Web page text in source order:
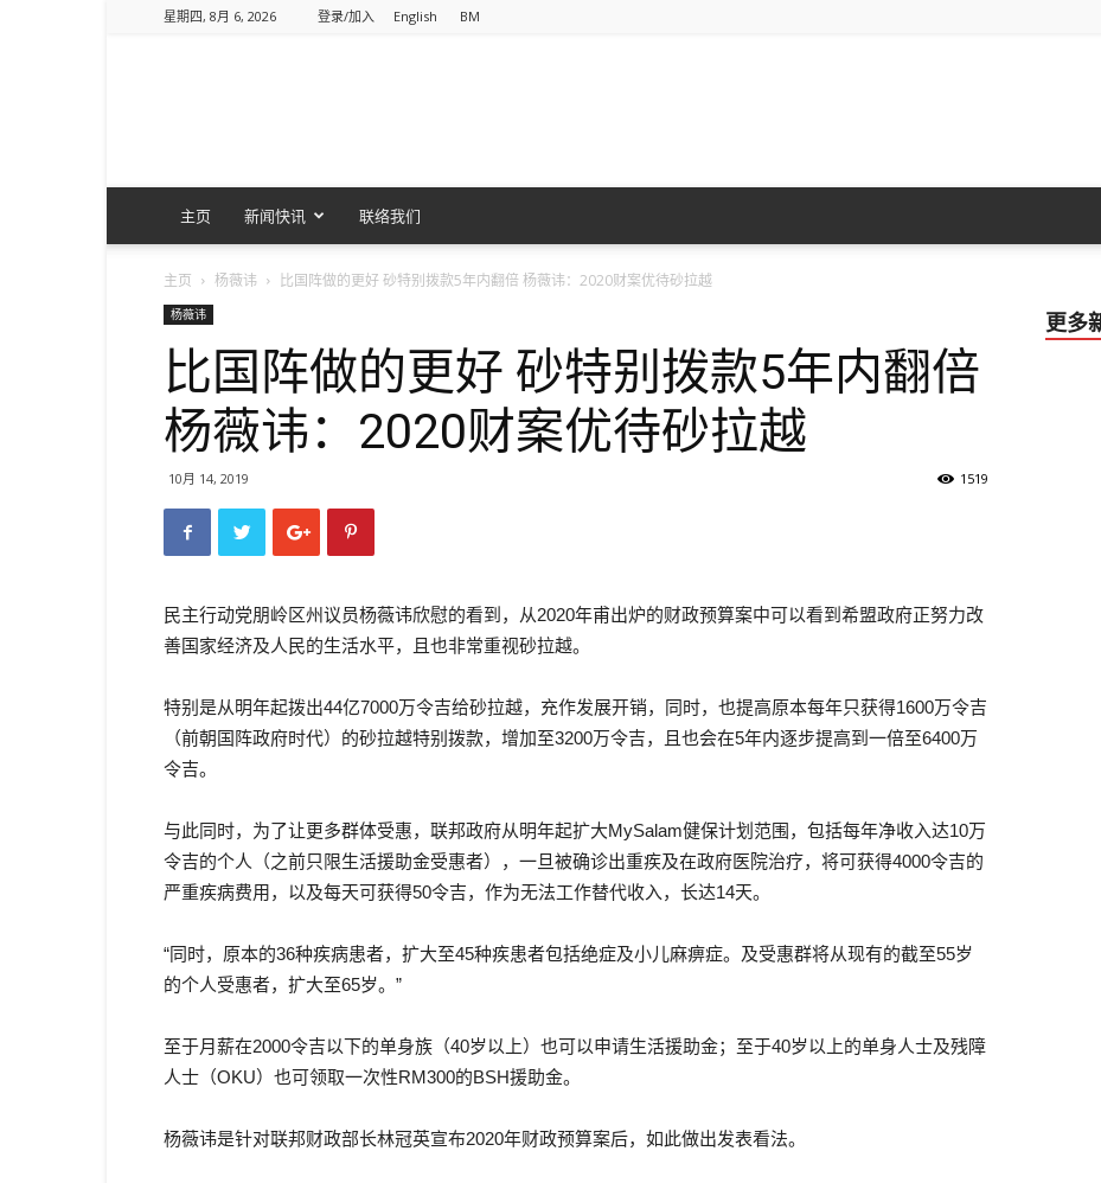
星期四, 8月 6, 2026 登录/加入 English BM
砂
行
主页 新闻快讯 联络我们
主页 杨薇讳 比国阵做的更好 砂特别拨款5年内翻倍 杨薇讳：2020财案优待砂拉越
杨薇讳
比国阵做的更好 砂特别拨款5年内翻倍
杨薇讳：2020财案优待砂拉越
10月 14, 2019 1519
民主行动党朋岭区州议员杨薇讳欣慰的看到，从2020年甫出炉的财政预算案中可以看到希盟政府正努力改
善国家经济及人民的生活水平，且也非常重视砂拉越。
特别是从明年起拨出44亿7000万令吉给砂拉越，充作发展开销，同时，也提高原本每年只获得1600万令吉
（前朝国阵政府时代）的砂拉越特别拨款，增加至3200万令吉，且也会在5年内逐步提高到一倍至6400万
令吉。
与此同时，为了让更多群体受惠，联邦政府从明年起扩大MySalam健保计划范围，包括每年净收入达10万
令吉的个人（之前只限生活援助金受惠者），一旦被确诊出重疾及在政府医院治疗，将可获得4000令吉的
严重疾病费用，以及每天可获得50令吉，作为无法工作替代收入，长达14天。
“同时，原本的36种疾病患者，扩大至45种疾患者包括绝症及小儿麻痹症。及受惠群将从现有的截至55岁
的个人受惠者，扩大至65岁。”
至于月薪在2000令吉以下的单身族（40岁以上）也可以申请生活援助金；至于40岁以上的单身人士及残障
人士（OKU）也可领取一次性RM300的BSH援助金。
杨薇讳是针对联邦财政部长林冠英宣布2020年财政预算案后，如此做出发表看法。
更多